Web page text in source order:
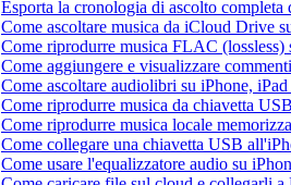
Esporta la cronologia di ascolto
Come ascoltare musica da iCloud Drive
Come riprodurre musica FLAC (lossless)
Come aggiungere e visualizzare
Come ascoltare audiolibri su iPhone,
Come riprodurre musica da chiavetta
Come riprodurre musica locale
Come collegare una chiavetta USB
Come usare l'equalizzatore audio su